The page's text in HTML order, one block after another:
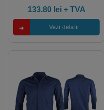
Coverguard
133.80 lei+ TVA
Vezi detalii